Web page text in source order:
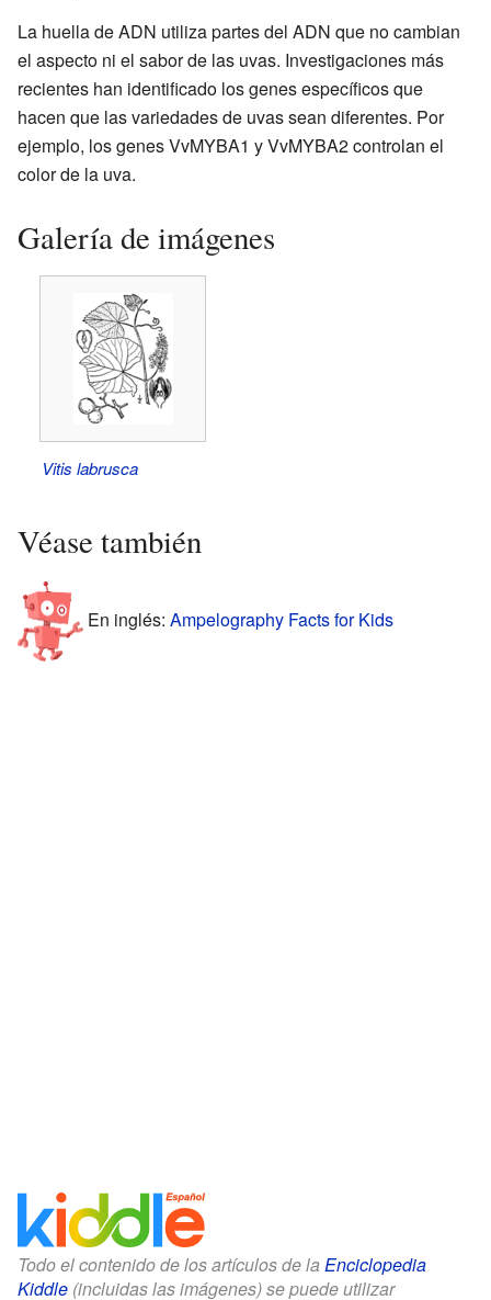
La huella de ADN utiliza partes del ADN que no cambian
el aspecto ni el sabor de las uvas. Investigaciones más
recientes han identificado los genes específicos que
hacen que las variedades de uvas sean diferentes. Por
ejemplo, los genes VvMYBA1 y VvMYBA2 controlan el
color de la uva.
Galería de imágenes
Vitis labrusca
Véase también
En inglés: Ampelography Facts for Kids
Todo el contenido de los artículos de la Enciclopedia
Kiddle (incluidas las imágenes) se puede utilizar